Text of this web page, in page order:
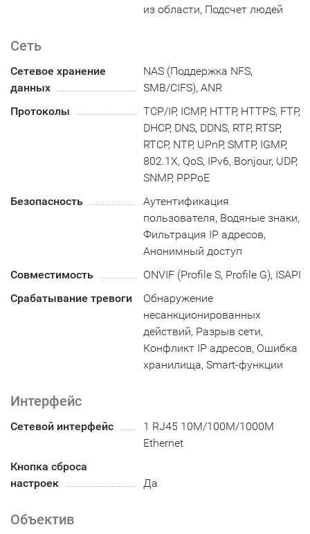
из области, Подсчет людей
Сеть
Сетевое хранение
данных
NAS (Поддержка NFS,
SMB/CIFS), ANR
Протоколы
TCP/IP, ICMP, HTTP, HTTPS, FTP,
DHCP, DNS, DDNS, RTP, RTSP,
RTCP, NTP, UPnP, SMTP, IGMP,
802.1X, QoS, IPv6, Bonjour, UDP,
SNMP, PPPoE
Безопасность
Аутентификация
пользователя, Водяные знаки,
Фильтрация IP адресов,
Анонимный доступ
Совместимость
ONVIF (Profile S, Profile G), ISAPI
Срабатывание тревоги
Обнаружение
несанкционированных
действий, Разрыв сети,
Конфликт IP адресов, Ошибка
хранилища, Smart-функции
Интерфейс
Сетевой интерфейс
1 RJ45 10M/100M/1000M
Ethernet
Кнопка сброса
настроек
Да
Объектив